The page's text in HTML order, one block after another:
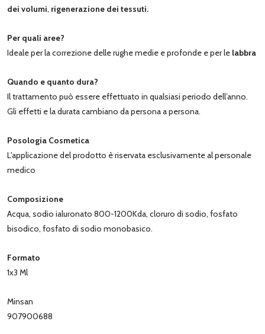
dei volumi, rigenerazione dei tessuti.
Per quali aree?
Ideale per la correzione delle rughe medie e profonde e per le labbra
Quando e quanto dura?
Il trattamento può essere effettuato in qualsiasi periodo dell’anno.
Gli effetti e la durata cambiano da persona a persona.
Posologia Cosmetica
L'applicazione del prodotto è riservata esclusivamente al personale
medico
Composizione
Acqua, sodio ialuronato 800-1200Kda, cloruro di sodio, fosfato
bisodico, fosfato di sodio monobasico.
Formato
1x3 Ml
Minsan
907900688